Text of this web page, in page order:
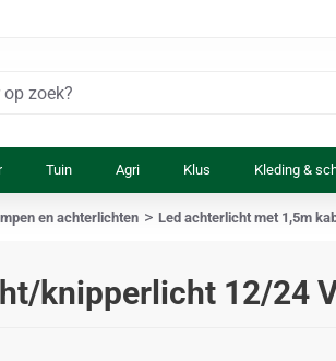
Tuin Agri Klus Kleding &
knipperlicht 12/24
en achterlichten Led achterlicht met 1,5m